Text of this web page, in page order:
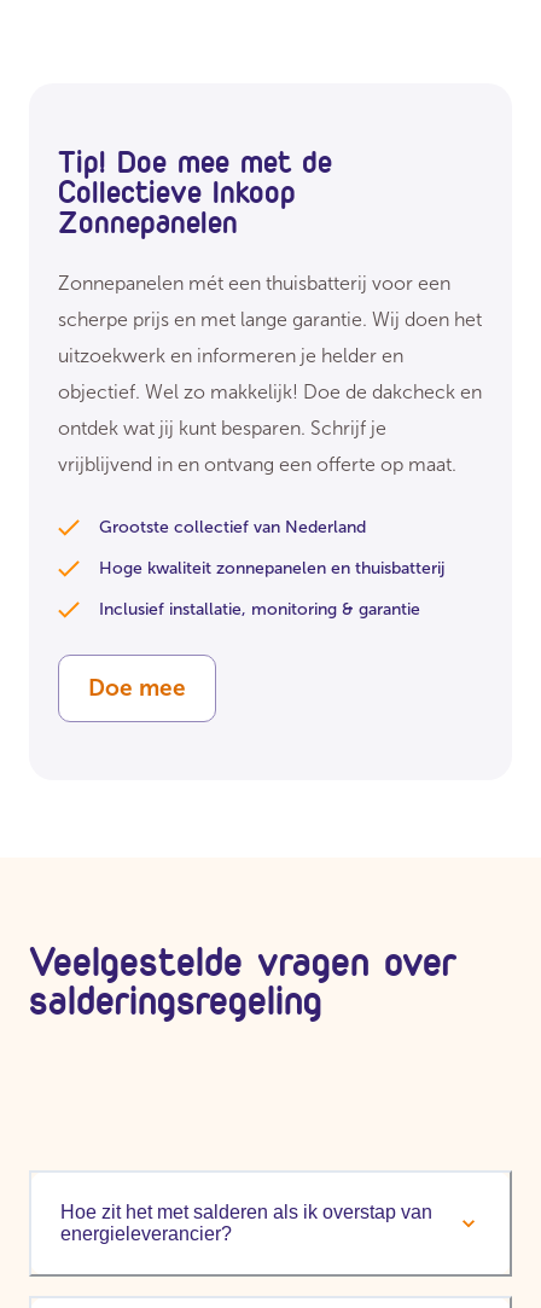
Tip! Doe mee met de
Collectieve Inkoop
Zonnepanelen
Zonnepanelen mét een thuisbatterij voor een
scherpe prijs en met lange garantie. Wij doen het
uitzoekwerk en informeren je helder en
objectief. Wel zo makkelijk! Doe de dakcheck en
ontdek wat jij kunt besparen. Schrijf je
vrijblijvend in en ontvang een offerte op maat.
Grootste collectief van Nederland
Hoge kwaliteit zonnepanelen en thuisbatterij
Inclusief installatie, monitoring & garantie
Doe mee
Veelgestelde vragen over
salderingsregeling
Hoe zit het met salderen als ik overstap van
energieleverancier?